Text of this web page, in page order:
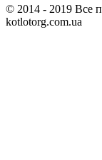
© 2014 - 2019 Все
kotlotorg.com.ua